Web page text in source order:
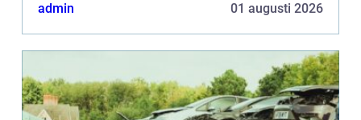
admin 01 augusti 2026